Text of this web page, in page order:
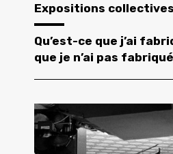
Expositions collectives
Qu’est-ce que j’ai
que je n’ai pas